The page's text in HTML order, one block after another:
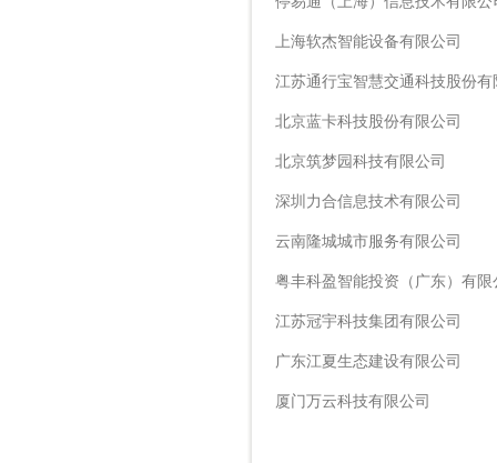
上海软杰智能设备有限公司
江苏通行宝智慧交通科技股份有
北京蓝卡科技股份有限公司
北京筑梦园科技有限公司
深圳力合信息技术有限公司
云南隆城城市服务有限公司
粤丰科盈智能投资（广东）有限
江苏冠宇科技集团有限公司
广东江夏生态建设有限公司
厦门万云科技有限公司